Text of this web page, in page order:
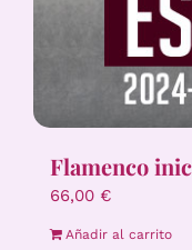
Flamenco
66,00 €
Añadir al carrito